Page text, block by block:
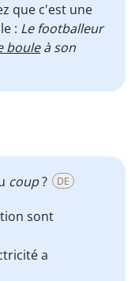
que c'est une
: Le footballeur
bouleà son
coup? DE
sont
a